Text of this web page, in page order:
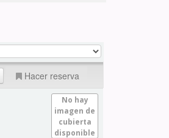
Hacer reserva
No hay
imagen de
cubierta
disponible